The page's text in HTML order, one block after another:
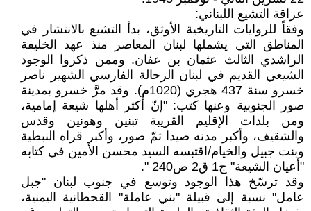
عراقة التشيع اللبناني:
وفقاً للروايات التاريخية الأوثق، بدأ التشيع بالانتشار في
المناطق التي يشملها لبنان المعاصر منذ عهد الخليفة
الراشدي الثالث عثمان بن عفان. وممن ذكروا الوجود
الشيعي القديم في لبنان الرحالة الفارسي الشهير ناصر
خسرو سنة 437 هجري (1020م). وقد مرَّ خسرو بمدينة
صور الجنوبية وعنها كتب: "إنّ أكثر أهلها شيعة إمامية،
ومن بلدات الإقليم القريبة تبنين وهونين وقدس
والشقيف، وأكبر مدنه صيدا ثمّ صور، وأكبر قراه النبطية
وبنت جبيل والخيام/اقتبسه السيد محسن الأمين في كتابه
"أعيان الشيعة" ج1 ق2 ص240 ".
وقد ترسّخ هذا الوجود وتوسع في جنوب لبنان "جبل
عامل" نسبة إلى قبيلة "بني عاملة" القحطانية اليمنية،